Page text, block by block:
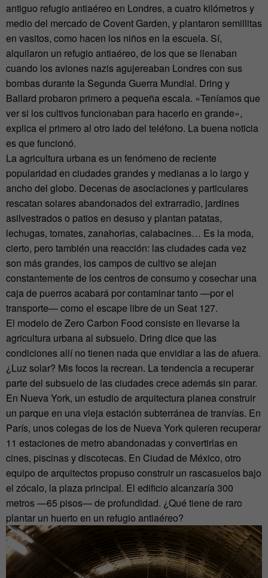
antiguo refugio antiaéreo en Londres, a cuatro kilómetros y
medio del mercado de Covent Garden, y plantaron semillitas
en vasitos, como hacen los niños en la escuela. Sí,
alquilaron un refugio antiaéreo, de los que se llenaban
cuando los aviones nazis agujereaban Londres con sus
bombas durante la Segunda Guerra Mundial. Dring y
Ballard probaron primero a pequeña escala. «Teníamos que
ver si los cultivos funcionaban para hacerlo en grande»,
explica el primero al otro lado del teléfono. La buena noticia
es que funcionó.
La agricultura urbana es un fenómeno de reciente
popularidad en ciudades grandes y medianas a lo largo y
ancho del globo. Decenas de asociaciones y particulares
rescatan solares abandonados del extrarradio, jardines
asilvestrados o patios en desuso y plantan patatas,
lechugas, tomates, zanahorias, calabacines… Es la moda,
cierto, pero también una reacción: las ciudades cada vez
son más grandes, los campos de cultivo se alejan
constantemente de los centros de consumo y cosechar una
caja de puerros acabará por contaminar tanto —por el
transporte— como el escape libre de un Seat 127.
El modelo de Zero Carbon Food consiste en llevarse la
agricultura urbana al subsuelo. Dring dice que las
condiciones allí no tienen nada que envidiar a las de afuera.
¿Luz solar? Mis focos la recrean. La tendencia a recuperar
parte del subsuelo de las ciudades crece además sin parar.
En Nueva York, un estudio de arquitectura planea construir
un parque en una vieja estación subterránea de tranvías. En
París, unos colegas de los de Nueva York quieren recuperar
11 estaciones de metro abandonadas y convertirlas en
cines, piscinas y discotecas. En Ciudad de México, otro
equipo de arquitectos propuso construir un rascasuelos bajo
el zócalo, la plaza principal. El edificio alcanzaría 300
metros —65 pisos— de profundidad. ¿Qué tiene de raro
plantar un huerto en un refugio antiaéreo?